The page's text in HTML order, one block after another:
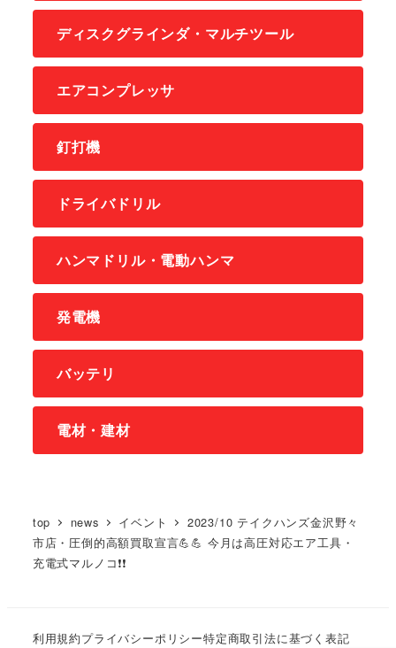
ディスクグラインダ・マルチツール
エアコンプレッサ
釘打機
ドライバドリル
ハンマドリル・電動ハンマ
発電機
バッテリ
電材・建材
top news イベント
2023/10 テイクハンズ金沢野々
市店・圧倒的高額買取宣言💪💪 今月は高圧対応エア工具・
充電式マルノコ❗❗
利用規約プライバシーポリシー特定商取引法に基づく表記